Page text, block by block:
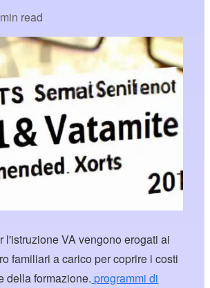
read
l'istruzione VA vengono erogati ai
familiari a carico per coprire i costi
della formazione. programmi di